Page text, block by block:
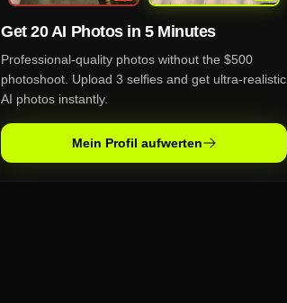
Get 20 AI Photos in 5 Minutes
Professional-quality photos without the $500
photoshoot. Upload 3 selfies and get ultra-realistic
AI photos instantly.
Mein Profil aufwerten